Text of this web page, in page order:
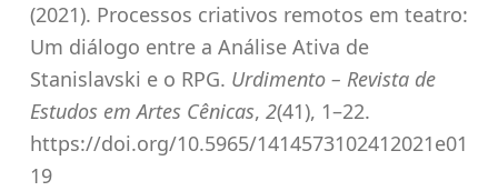
(2021). Processos criativos remotos em teatro:
Um diálogo entre a Análise Ativa de
Stanislavski e o RPG. Urdimento – Revista de
Estudos em Artes Cênicas, 2(41), 1–22.
https://doi.org/10.5965/1414573102412021e01
19